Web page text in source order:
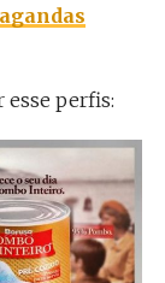
esse perfis: